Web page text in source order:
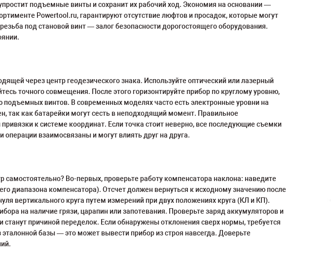
подъемные винты и сохранит их рабочий ход. Экономия на основании —
Powertool.ru, гарантируют отсутствие люфтов и просадок, которые могут
под становой винт — залог безопасности дорогостоящего оборудования.
через центр геодезического знака. Используйте оптический или лазерный
точного совмещения. После этого горизонтируйте прибор по круглому уровню,
винтов. В современных моделях часто есть электронные уровни на
так как батарейки могут сесть в неподходящий момент. Правильное
к системе координат. Если точка стоит неверно, все последующие съемки
взаимосвязаны и могут влиять друг на друга.
Во-первых, проверьте работу компенсатора наклона: наведите
диапазона компенсатора). Отсчет должен вернуться к исходному значению после
вертикального круга путем измерений при двух положениях круга (КЛ и КП).
на наличие грязи, царапин или запотевания. Проверьте заряд аккумуляторов и
причиной переделок. Если обнаружены отклонения сверх нормы, требуется
базы — это может вывести прибор из строя навсегда. Доверьте